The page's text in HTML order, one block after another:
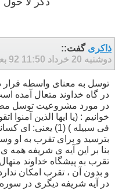
ذاکری گفت::
دوشنبه 20 خرداد 92
11:50 بعد از ظهر
توسل به معنای واسطه قرار
در گاه خداوند متعال آمده
در مورد مشروعیت توسل
خوانیم : (یا ایها الذین آمنوا
فی سبیله ) (1)
بترسید و برای تقرب به او
بنا بر این آیه ی شریفه
تقرب به پیشگاه خداوند
و بدون آن ، تقرب امکان
در آیه شریفه دیگری در